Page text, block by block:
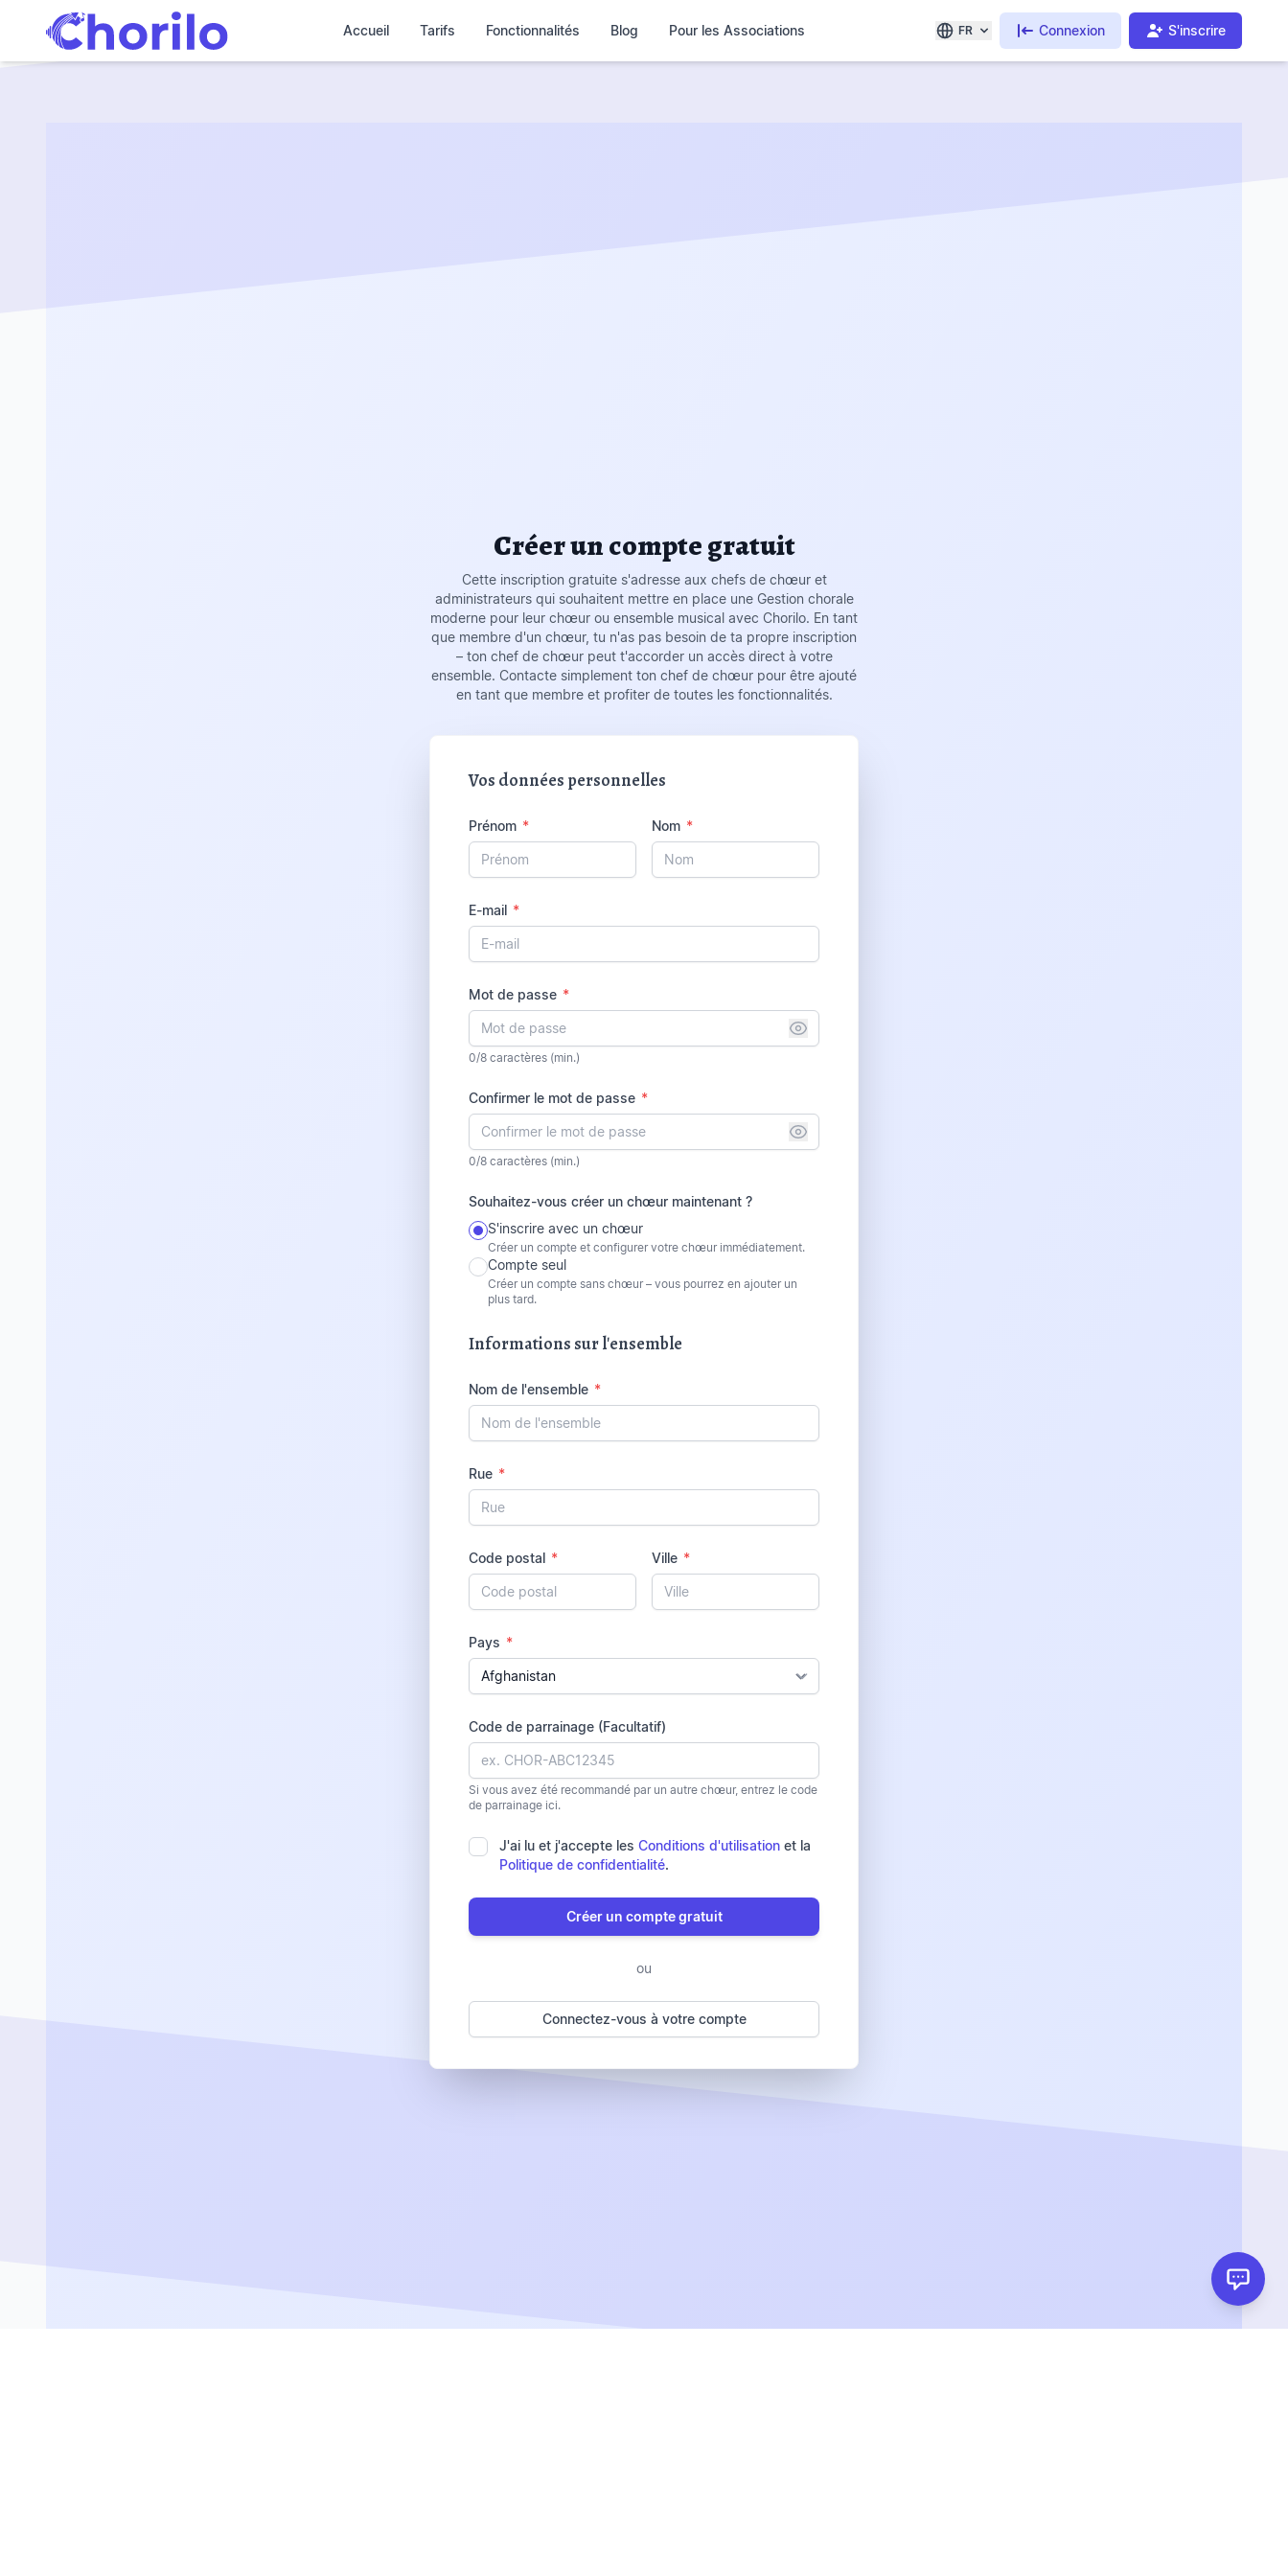
Accueil Tarifs Fonctionnalités Blog Pour les Associations FR Connexion S'inscrire
Créer un compte gratuit
Cette inscription gratuite s'adresse aux chefs de chœur et
administrateurs qui souhaitent mettre en place une Gestion chorale
moderne pour leur chœur ou ensemble musical avec Chorilo. En tant
que membre d'un chœur, tu n'as pas besoin de ta propre inscription
– ton chef de chœur peut t'accorder un accès direct à votre
ensemble. Contacte simplement ton chef de chœur pour être ajouté
en tant que membre et profiter de toutes les fonctionnalités.
Vos données personnelles
Prénom * Nom *
E-mail *
Mot de passe *
0/8 caractères (min.)
Confirmer le mot de passe *
0/8 caractères (min.)
Souhaitez-vous créer un chœur maintenant ?
S'inscrire avec un chœur
Créer un compte et configurer votre chœur immédiatement.
Compte seul
Créer un compte sans chœur – vous pourrez en ajouter un
plus tard.
Informations sur l'ensemble
Nom de l'ensemble *
Rue *
Code postal * Ville *
Pays *
Code de parrainage (Facultatif)
Si vous avez été recommandé par un autre chœur, entrez le code
de parrainage ici.
J'ai lu et j'accepte les Conditions d'utilisation et la
Politique de confidentialité.
Créer un compte gratuit
ou
Connectez-vous à votre compte